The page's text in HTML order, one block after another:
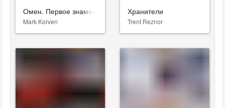
Омен. Первое знамение
Mark Korven
Хранители
Trent Reznor